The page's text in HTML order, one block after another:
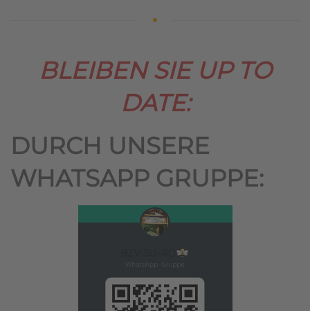
BLEIBEN SIE UP TO
DATE:
DURCH UNSERE
WHATSAPP GRUPPE: